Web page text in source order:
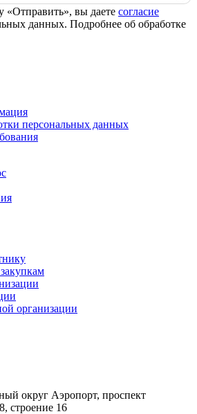
вы даете согласие
данных. Подробнее об обработке
персональных данных
организации
округ Аэропорт, проспект
строение 16